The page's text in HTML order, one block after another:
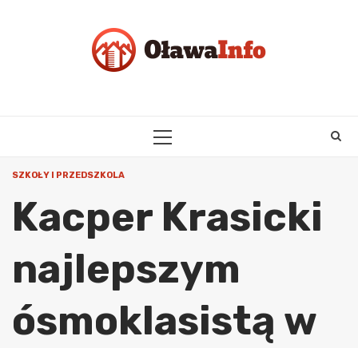
PRIMARY
SZKOŁY I PRZEDSZKOLA
Kacper Krasicki
najlepszym
ósmoklasistą w